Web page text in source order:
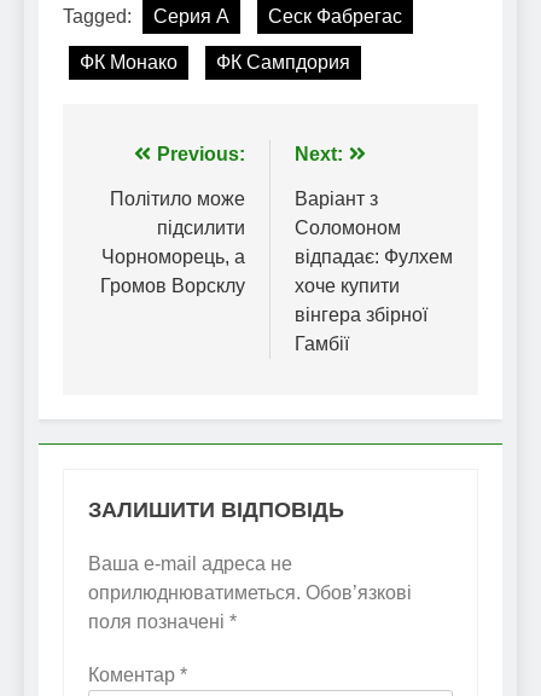
Tagged: Серия А Сеск Фабрегас
ФК Монако ФК Сампдория
Навігація
записів
Previous:
Політило може
підсилити
Чорноморець, а
Громов Ворсклу
Next:
Варіант з
Соломоном
відпадає: Фулхем
хоче купити
вінгера збірної
Гамбії
ЗАЛИШИТИ ВІДПОВІДЬ
Ваша e-mail адреса не
оприлюднюватиметься. Обов’язкові
поля позначені *
Коментар *